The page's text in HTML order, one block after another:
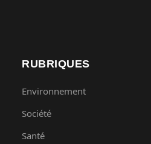
RUBRIQUES
Environnement
Société
Santé